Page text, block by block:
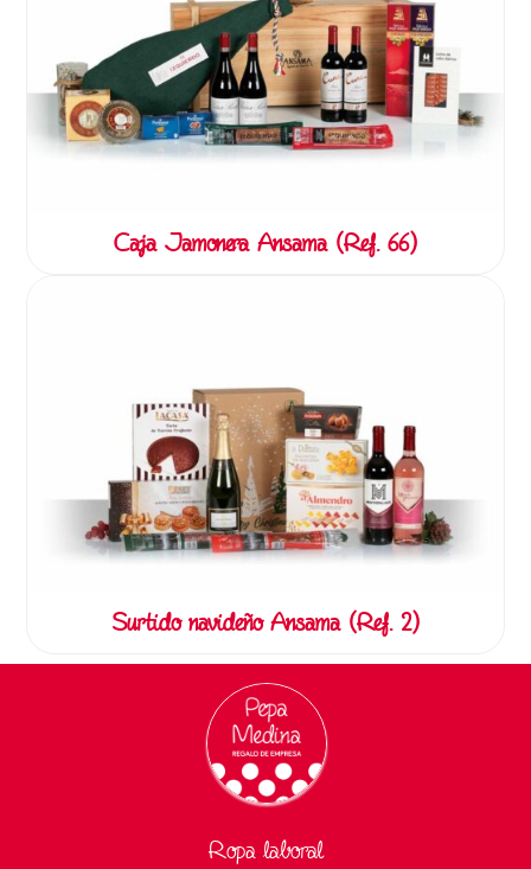
Caja Jamonera Ansama (Ref. 66)
Surtido navideño Ansama (Ref. 2)
Ropa laboral